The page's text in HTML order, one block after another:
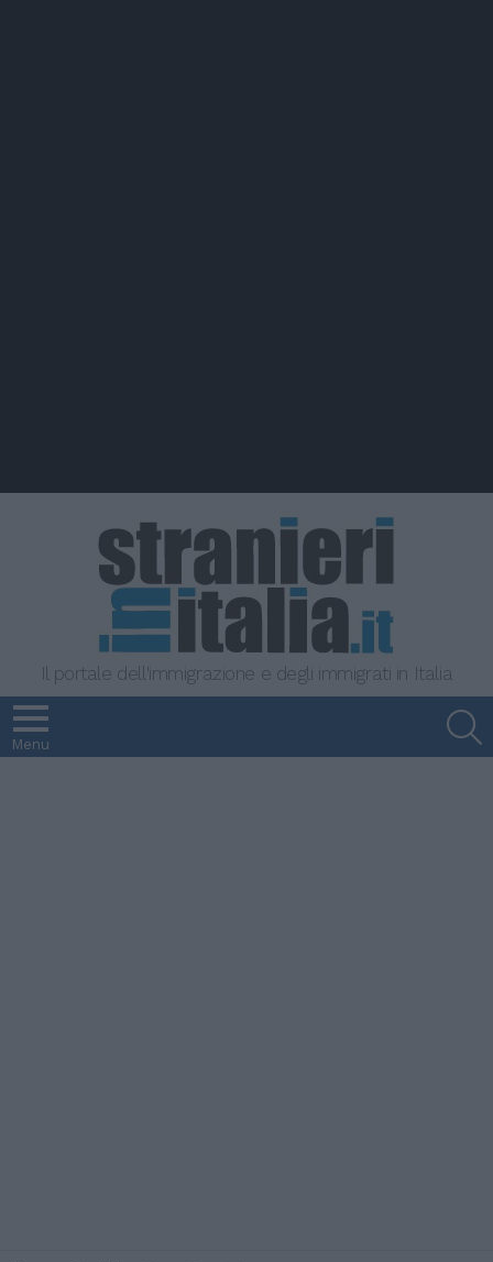
Il portale dell'immigrazione e degli immigrati in Italia
Menu